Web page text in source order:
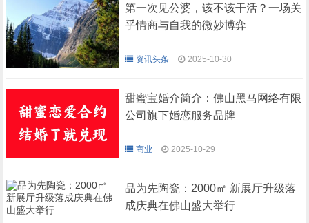
第一次见公婆，该不该干活？一场关
乎情商与自我的微妙博弈
资讯头条 2025-10-30
甜蜜宝婚介简介：佛山黑马网络有限
公司旗下婚恋服务品牌
商业 2025-10-29
品为先陶瓷：2000㎡ 新展厅升级落
成庆典在佛山盛大举行